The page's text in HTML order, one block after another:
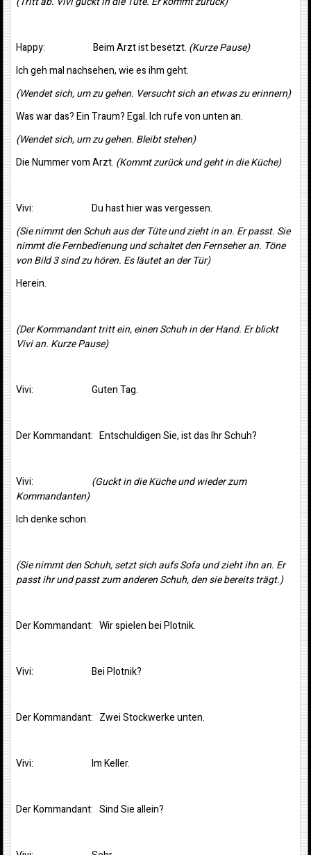
Happy: Beim Arzt ist besetzt. (Kurze Pause)
Ich geh mal nachsehen, wie es ihm geht.
(Wendet sich, um zu gehen. Versucht sich an etwas zu erinnern)
Was war das? Ein Traum? Egal. Ich rufe von unten an.
(Wendet sich, um zu gehen. Bleibt stehen)
Die Nummer vom Arzt. (Kommt zurück und geht in die Küche)
Vivi: Du hast hier was vergessen.
(Sie nimmt den Schuh aus der Tüte und zieht in an. Er passt. Sie
nimmt die Fernbedienung und schaltet den Fernseher an. Töne
von Bild 3 sind zu hören. Es läutet an der Tür)
Herein.
(Der Kommandant tritt ein, einen Schuh in der Hand. Er blickt
Vivi an. Kurze Pause)
Vivi: Guten Tag.
Der Kommandant: Entschuldigen Sie, ist das Ihr Schuh?
Vivi: (Guckt in die Küche und wieder zum
Kommandanten)
Ich denke schon.
(Sie nimmt den Schuh, setzt sich aufs Sofa und zieht ihn an. Er
passt ihr und passt zum anderen Schuh, den sie bereits trägt.)
Der Kommandant: Wir spielen bei Plotnik.
Vivi: Bei Plotnik?
Der Kommandant: Zwei Stockwerke unten.
Vivi: Im Keller.
Der Kommandant: Sind Sie allein?